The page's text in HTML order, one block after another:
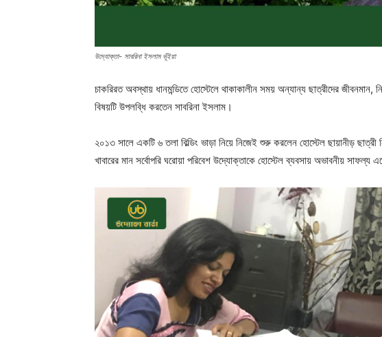
উদ্যোক্তা- সাবরিনা ইসলাম ভূঁইয়া
চাকরিরত অবস্থায় ধানমন্ডিতে হোস্টেলে থাকাকালীন সময় অন্যান্য ছাত্রীদের জীবনমান,
বিষয়টি উপলব্ধি করতেন সাবরিনা ইসলাম।
২০১৩ সালে একটি ৬ তলা বিল্ডিং ভাড়া নিয়ে নিজেই শুরু করলেন হোস্টেল ছায়ানীড়
খাবারের মান সর্বোপরি ঘরোয়া পরিবেশ উদ্যোক্তাকে হোস্টেল ব্যবসায় অভাবনীয় সাফল্য